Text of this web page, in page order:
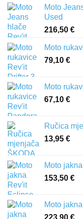
Moto
Used
216,50 €
Moto
79,10 €
Moto
67,10 €
Ručica
13,95 €
Moto
153,50 €
Moto
223,90 €